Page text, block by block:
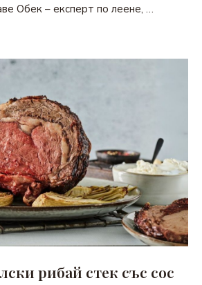
Обек – експерт по леене, …
рибай стек със сос